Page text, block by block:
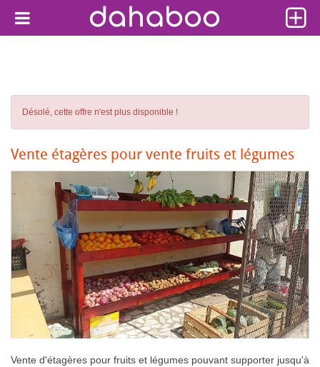
Désolé, cette offre n'est plus disponible !
Vente étagères pour vente fruits et légumes
Vente d'étagères pour fruits et légumes pouvant supporter jusqu'à